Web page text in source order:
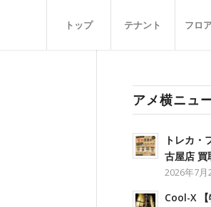
トップ テナント フロ
アメ横ニュ
トレカ・
古屋店 買
2026年7月
Cool-X 【